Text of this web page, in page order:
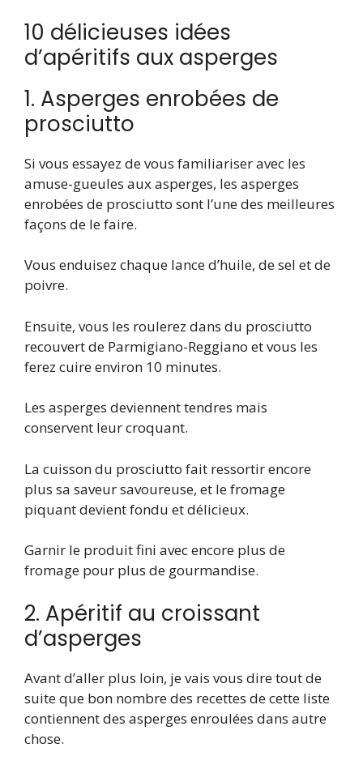
10 délicieuses idées
d’apéritifs aux asperges
1. Asperges enrobées de
prosciutto
Si vous essayez de vous familiariser avec les
amuse-gueules aux asperges, les asperges
enrobées de prosciutto sont l’une des meilleures
façons de le faire.
Vous enduisez chaque lance d’huile, de sel et de
poivre.
Ensuite, vous les roulerez dans du prosciutto
recouvert de Parmigiano-Reggiano et vous les
ferez cuire environ 10 minutes.
Les asperges deviennent tendres mais
conservent leur croquant.
La cuisson du prosciutto fait ressortir encore
plus sa saveur savoureuse, et le fromage
piquant devient fondu et délicieux.
Garnir le produit fini avec encore plus de
fromage pour plus de gourmandise.
2. Apéritif au croissant
d’asperges
Avant d’aller plus loin, je vais vous dire tout de
suite que bon nombre des recettes de cette liste
contiennent des asperges enroulées dans autre
chose.